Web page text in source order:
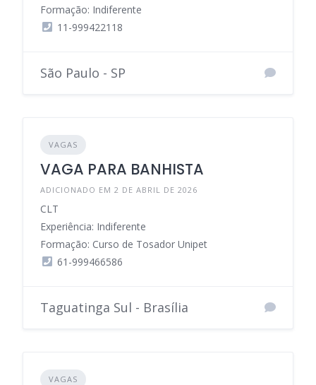
Formação: Indiferente
11-999422118
São Paulo - SP
VAGAS
VAGA PARA BANHISTA
ADICIONADO EM 2 DE ABRIL DE 2026
CLT
Experiência: Indiferente
Formação: Curso de Tosador Unipet
61-999466586
Taguatinga Sul - Brasília
VAGAS